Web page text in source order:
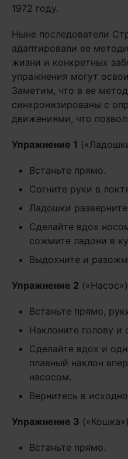
1972 году.
Ныне последователи
адаптировали ее
жизни и конкретных
упражнения могут
Заметим, что в ее
синхронизированы с
движениями, что
Упражнение 1
Встаньте прямо.
Согните руки в
Ладошки
Сделайте вдох
сожмите ладони в
Выдохните и
Упражнение 2
Встаньте прямо,
Наклоните голову и
Сделайте вдох и
плавный наклон
насосом.
Вернитесь в
Упражнение 3
Встаньте прямо.